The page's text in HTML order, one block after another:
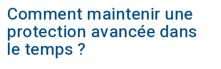
Comment maintenir une
protection avancée dans
le temps ?